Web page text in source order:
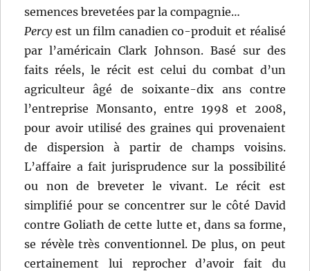
semences brevetées par la compagnie…
Percyest un film canadien co-produit et réalisé
par l’américain Clark Johnson. Basé sur des
faits réels, le récit est celui du combat d’un
agriculteur âgé de soixante-dix ans contre
l’entreprise Monsanto, entre 1998 et 2008,
pour avoir utilisé des graines qui provenaient
de dispersion à partir de champs voisins.
L’affaire a fait jurisprudence sur la possibilité
ou non de breveter le vivant. Le récit est
simplifié pour se concentrer sur le côté David
contre Goliath de cette lutte et, dans sa forme,
se révèle très conventionnel. De plus, on peut
certainement lui reprocher d’avoir fait du